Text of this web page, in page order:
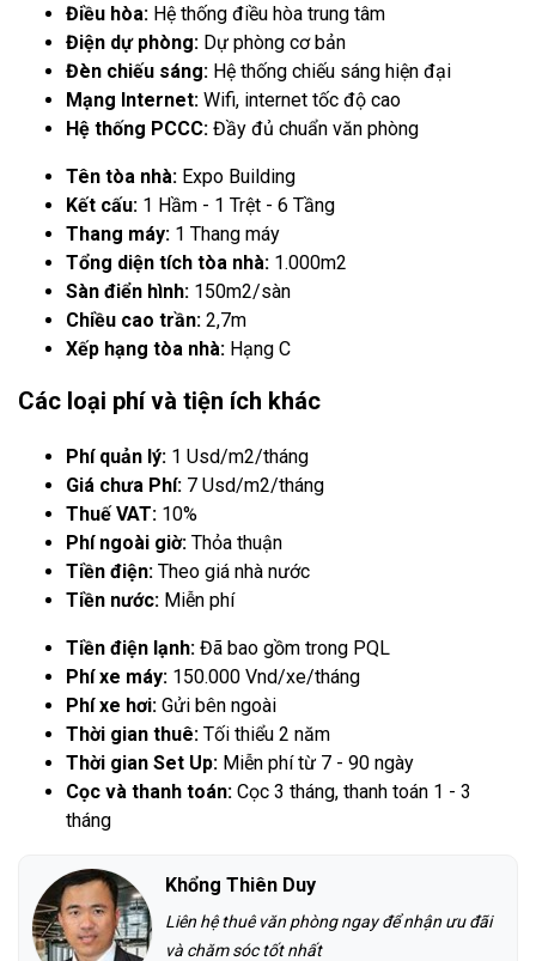
Điều hòa: Hệ thống điều hòa trung tâm
Điện dự phòng: Dự phòng cơ bản
Đèn chiếu sáng: Hệ thống chiếu sáng hiện đại
Mạng Internet: Wifi, internet tốc độ cao
Hệ thống PCCC: Đầy đủ chuẩn văn phòng
Tên tòa nhà: Expo Building
Kết cấu: 1 Hầm - 1 Trệt - 6 Tầng
Thang máy: 1 Thang máy
Tổng diện tích tòa nhà: 1.000m2
Sàn điển hình: 150m2/sàn
Chiều cao trần: 2,7m
Xếp hạng tòa nhà: Hạng C
Các loại phí và tiện ích khác
Phí quản lý: 1 Usd/m2/tháng
Giá chưa Phí: 7 Usd/m2/tháng
Thuế VAT: 10%
Phí ngoài giờ: Thỏa thuận
Tiền điện: Theo giá nhà nước
Tiền nước: Miễn phí
Tiền điện lạnh: Đã bao gồm trong PQL
Phí xe máy: 150.000 Vnd/xe/tháng
Phí xe hơi: Gửi bên ngoài
Thời gian thuê: Tối thiểu 2 năm
Thời gian Set Up: Miễn phí từ 7 - 90 ngày
Cọc và thanh toán: Cọc 3 tháng, thanh toán 1 - 3
tháng
Khổng Thiên Duy
Liên hệ thuê văn phòng ngay để nhận ưu đãi
và chăm sóc tốt nhất